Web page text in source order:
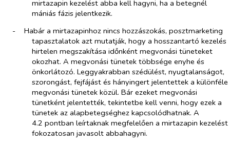
mirtazapin kezelést abba kell hagyni, ha a betegnél
mániás fázis jelentkezik.
-​
Habár a mirtazapinhoz nincs hozzászokás, posztmarketing
tapasztalatok azt mutatják, hogy a hosszantartó kezelés
hirtelen megszakítása időnként megvonási tüneteket
okozhat. A megvonási tünetek többsége enyhe és
önkorlátozó. Leggyakrabban szédülést, nyugtalanságot,
szorongást, fejfájást és hányingert jelentettek a különféle
megvonási tünetek közül. Bár ezeket megvonási
tünetként jelentették, tekintetbe kell venni, hogy ezek a
tünetek az alapbetegséghez kapcsolódhatnak. A
4.2 pontban leírtaknak megfelelően a mirtazapin kezelést
fokozatosan javasolt abbahagyni.